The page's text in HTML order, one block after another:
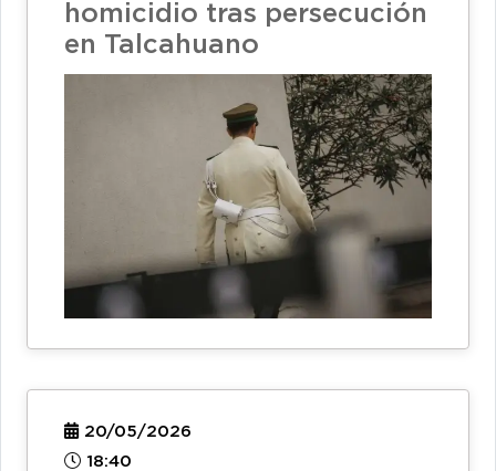
homicidio tras persecución
en Talcahuano
20/05/2026
18:40